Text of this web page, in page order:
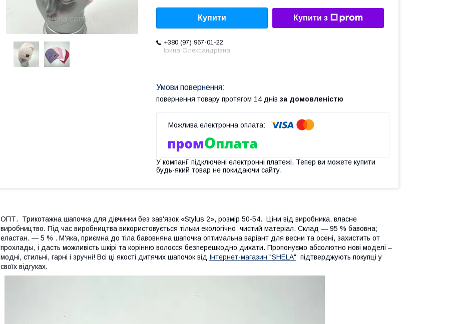
Купити Купити з
+380 (97) 967-01-22
Ірина Олександрівна
повернення товару протягом 14 днів за домовленістю
У компанії підключені електронні платежі. Тепер ви можете купити
будь-який товар не покидаючи сайту.
ОПТ. Трикотажна шапочка для дівчинки без зав'язок «Stylus 2», розмір 50-54. Ціни від виробника, власне
виробництво. Під час виробництва використовується тільки екологічно чистий матеріал. Склад — 95 % бавовна;
еластан. ― 5 % . М'яка, приємна до тіла бавовняна шапочка оптимальна варіант для весни та осені, захистить от
прохлады, і дасть можливість шкірі та корінню волосся безперешкодно дихати. Пропонуємо абсолютно нові моделі –
модні, стильні, гарні і зручні! Всі ці якості дитячих шапочок від Інтернет-магазин "SHELA" підтверджують покупці у
своїх відгуках.